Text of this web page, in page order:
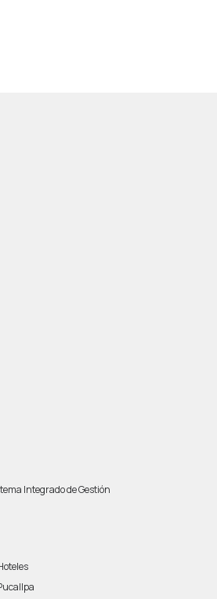
Integrado de Gestión